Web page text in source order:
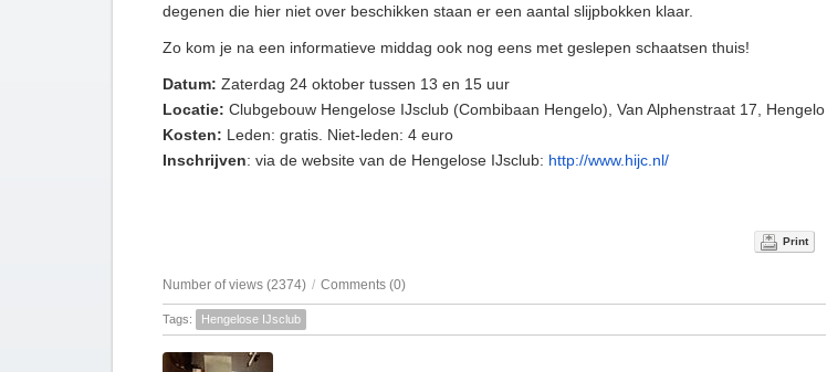
degenen die hier niet over beschikken staan er een aantal slijpbokken klaar.
Zo kom je na een informatieve middag ook nog eens met geslepen schaatsen thuis!
Datum: Zaterdag 24 oktober tussen 13 en 15 uur
Locatie: Clubgebouw Hengelose IJsclub (Combibaan Hengelo), Van Alphenstraat 17, Hengelo
Kosten: Leden: gratis. Niet-leden: 4 euro
Inschrijven: via de website van de Hengelose IJsclub: http://www.hijc.nl/
Print
Number of views (2374) / Comments (0)
Tags: Hengelose IJsclub